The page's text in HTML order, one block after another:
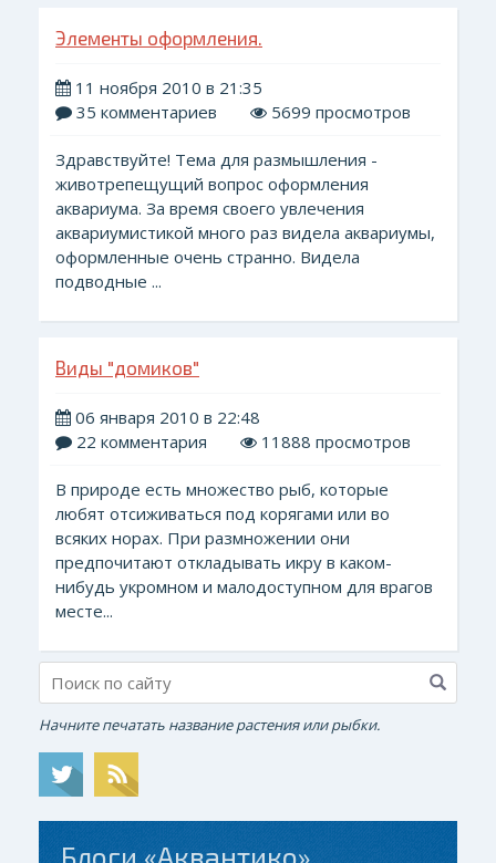
Элементы оформления.
11 ноября 2010 в 21:35
35 комментариев
5699 просмотров
Здравствуйте! Тема для размышления -
животрепещущий вопрос оформления
аквариума. За время своего увлечения
аквариумистикой много раз видела аквариумы,
оформленные очень странно. Видела
подводные ...
Виды "домиков"
06 января 2010 в 22:48
22 комментария
11888 просмотров
В природе есть множество рыб, которые
любят отсиживаться под корягами или во
всяких норах. При размножении они
предпочитают откладывать икру в каком-
нибудь укромном и малодоступном для врагов
месте...
Начните печатать название растения или рыбки.
Блоги «Аквантико»